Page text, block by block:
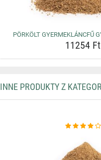
PÖRKÖLT GYERMEKLÁNCFŰ
11254 Ft
INNE PRODUKTY Z